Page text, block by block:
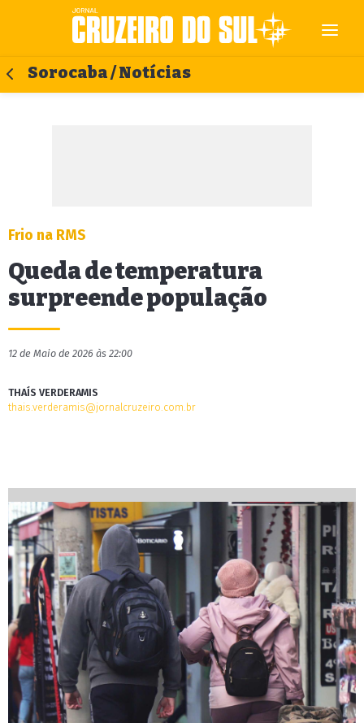
Sorocaba / Notícias
Frio na RMS
Queda de temperatura
surpreende população
12 de Maio de 2026 às 22:00
THAÍS VERDERAMIS
thais.verderamis@jornalcruzeiro.com.br